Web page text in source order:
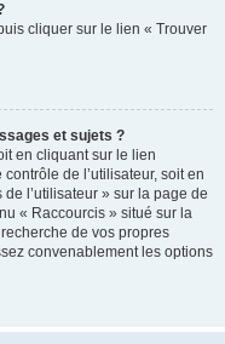
cliquer sur le lien « Trouver
et sujets ?
en cliquant sur le lien
de l’utilisateur, soit en
l’utilisateur » sur la page de
« Raccourcis » situé sur la
de vos propres
convenablement les options